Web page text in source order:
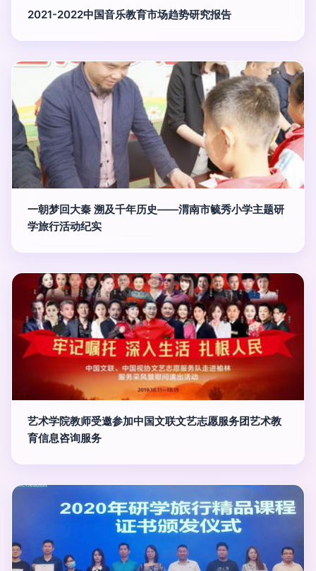
2021-2022中国音乐教育市场趋势研究报告
一朝梦回大秦 溯及千年历史——渭南市毓秀小学主题研
学旅行活动纪实
艺术学院教师受邀参加中国文联文艺志愿服务团艺术教
育信息咨询服务